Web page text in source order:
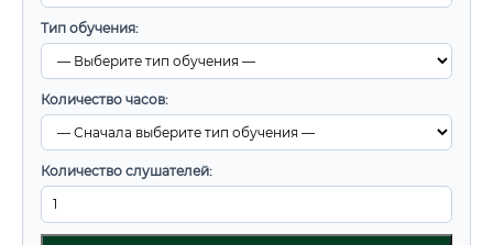
Тип обучения:
Количество часов:
Количество слушателей: